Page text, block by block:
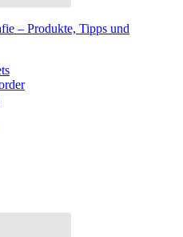
– Produkte, Tipps und